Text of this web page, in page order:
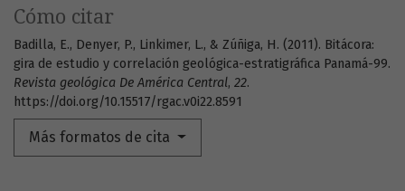
Cómo citar
Badilla, E., Denyer, P., Linkimer, L., & Zúñiga, H. (2011). Bitácora:
gira de estudio y correlación geológica-estratigráfica Panamá-99.
Revista geológica De América Central, 22.
https://doi.org/10.15517/rgac.v0i22.8591
Más formatos de cita